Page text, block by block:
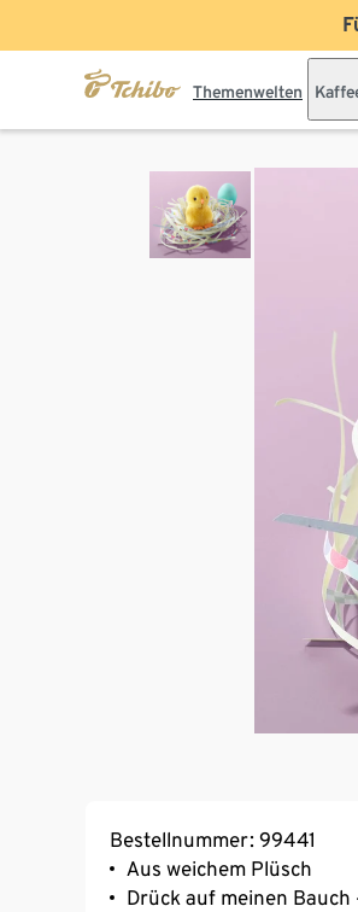
Themenwelten
Bestellnummer: 99441
Aus weichem Plüsch
Drück auf meinen Bauch